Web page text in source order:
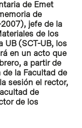
de Emet
de
jefe de la
de los
UB (SCT-UB, los
en un acto que
a partir de
la Facultad de
sesión el rector,
de
de los